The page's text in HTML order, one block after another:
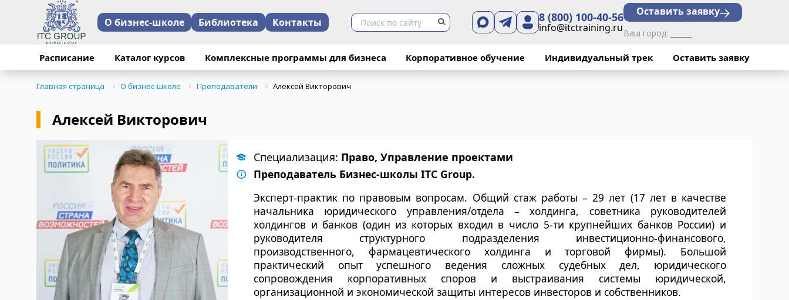
О бизнес-школе Библиотека Контакты 8 (800) 100-40-56
info@itctraining.ru
Оставить заявку
Ваш город:
Расписание Каталог курсов Комплексные программы для бизнеса Корпоративное обучение Индивидуальный трек Оставить заявку
Главная страница О бизнес-школе Преподаватели Алексей Викторович
Алексей Викторович
Специализация: Право, Управление проектами
Преподаватель Бизнес-школы ITC Group.
Эксперт-практик по правовым вопросам. Общий стаж работы – 29 лет (17 лет в качестве
начальника юридического управления/отдела – холдинга, советника руководителей
холдингов и банков (один из которых входил в число 5-ти крупнейших банков России) и
руководителя структурного подразделения инвестиционно-финансового,
производственного, фармацевтического холдинга и торговой фирмы). Большой
практический опыт успешного ведения сложных судебных дел, юридического
сопровождения корпоративных споров и выстраивания системы юридической,
организационной и экономической защиты интересов инвесторов и собственников.